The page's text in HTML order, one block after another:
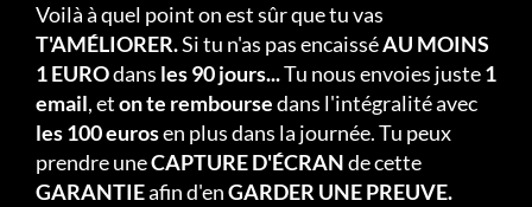
Voilà à quel point on est sûr que tu vas
T'AMÉLIORER.Si tu n'as pas encaisséAU MOINS
1 EUROdans les 90 jours...Tu nous envoies juste1
email, eton te remboursedans l'intégralité avec
les 100 eurosen plus dans la journée. Tu peux
prendre uneCAPTURE D'ÉCRANde cette
GARANTIEafin d'enGARDER UNE PREUVE.